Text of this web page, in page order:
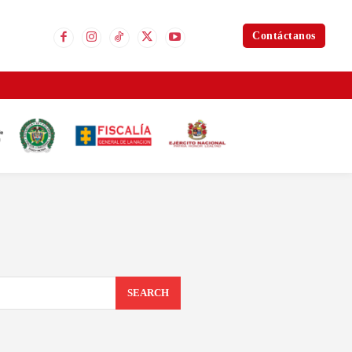
Contáctanos
SEARCH